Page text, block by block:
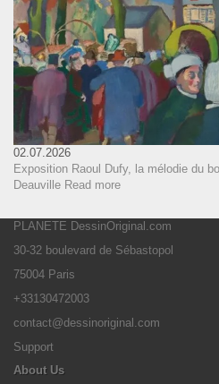
02.07.2026
Exposition Raoul Dufy, la mélodie du
Deauville Read more
PLANETE DessinOriginal.com
30-32 boulevard de Sébastopol
75004 Paris
+33130472003
contact@dessinoriginal.com
Support
About Us